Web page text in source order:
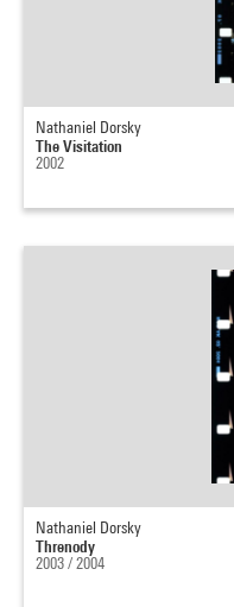
Nathaniel Dorsky
The Visitation
2002
Nathaniel Dorsky
Threnody
2003 / 2004